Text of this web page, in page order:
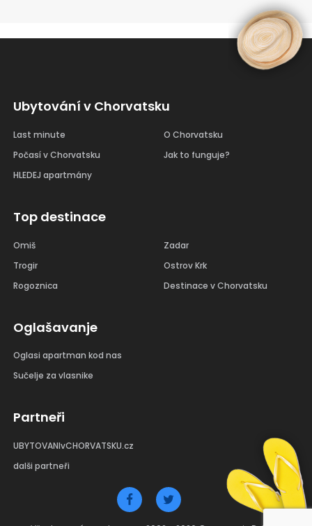
Ubytování v Chorvatsku
Last minute
Počasí v Chorvatsku
HLEDEJ apartmány
O Chorvatsku
Jak to funguje?
Top destinace
Omiš
Trogir
Rogoznica
Zadar
Ostrov Krk
Destinace v Chorvatsku
Oglašavanje
Oglasi apartman kod nas
Sučelje za vlasnike
Partneři
UBYTOVANIvCHORVATSKU.cz
dalši partneři